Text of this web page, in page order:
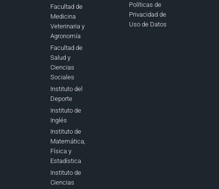
Facultad de
Medicina
Veterinaria y
Agronomía
Facultad de
Salud y
Ciencias
Sociales
Instituto del
Deporte
Instituto de
Inglés
Instituto de
Matemática,
Física y
Estadística
Instituto de
Ciencias
Políticas de
Privacidad de
Uso de Datos